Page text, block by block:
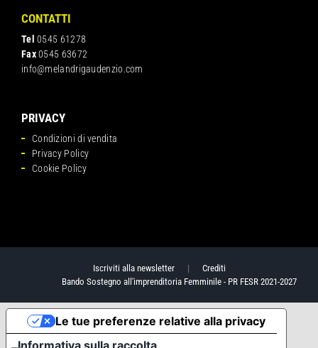
CONTATTI
Tel 0545 61278
Fax0545 63672
info@melandrigaudenzio.com
PRIVACY
Condizioni di vendita
Privacy Policy
Cookie Policy
Iscriviti alla newsletter| Crediti
Bando Sostegno all'imprenditoria Femminile - PR FESR 2021-2027
Informativa sulla raccolta
Le tue preferenze relative alla privacy